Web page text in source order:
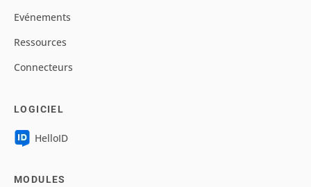
Evénements
Ressources
Connecteurs
LOGICIEL
HelloID
MODULES